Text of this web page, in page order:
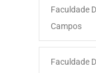
Faculdade
Campos
Faculdade